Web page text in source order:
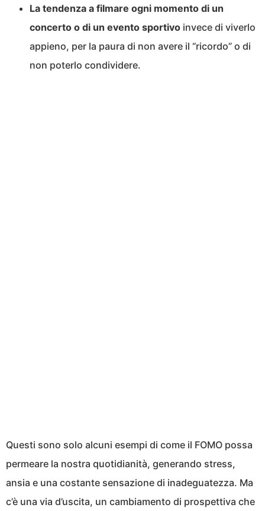
La tendenza a filmare ogni momento di un
concerto o di un evento sportivo invece di viverlo
appieno, per la paura di non avere il “ricordo” o di
non poterlo condividere.
Questi sono solo alcuni esempi di come il FOMO possa
permeare la nostra quotidianità, generando stress,
ansia e una costante sensazione di inadeguatezza. Ma
c’è una via d’uscita, un cambiamento di prospettiva che